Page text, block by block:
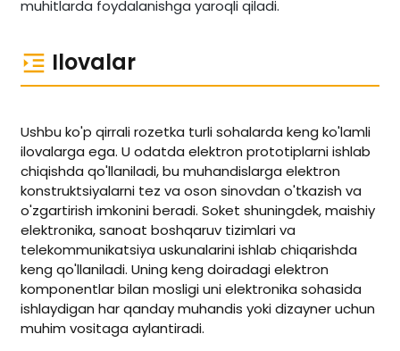
muhitlarda foydalanishga yaroqli qiladi.
Ilovalar
Ushbu ko'p qirrali rozetka turli sohalarda keng ko'lamli
ilovalarga ega. U odatda elektron prototiplarni ishlab
chiqishda qo'llaniladi, bu muhandislarga elektron
konstruktsiyalarni tez va oson sinovdan o'tkazish va
o'zgartirish imkonini beradi. Soket shuningdek, maishiy
elektronika, sanoat boshqaruv tizimlari va
telekommunikatsiya uskunalarini ishlab chiqarishda
keng qo'llaniladi. Uning keng doiradagi elektron
komponentlar bilan mosligi uni elektronika sohasida
ishlaydigan har qanday muhandis yoki dizayner uchun
muhim vositaga aylantiradi.